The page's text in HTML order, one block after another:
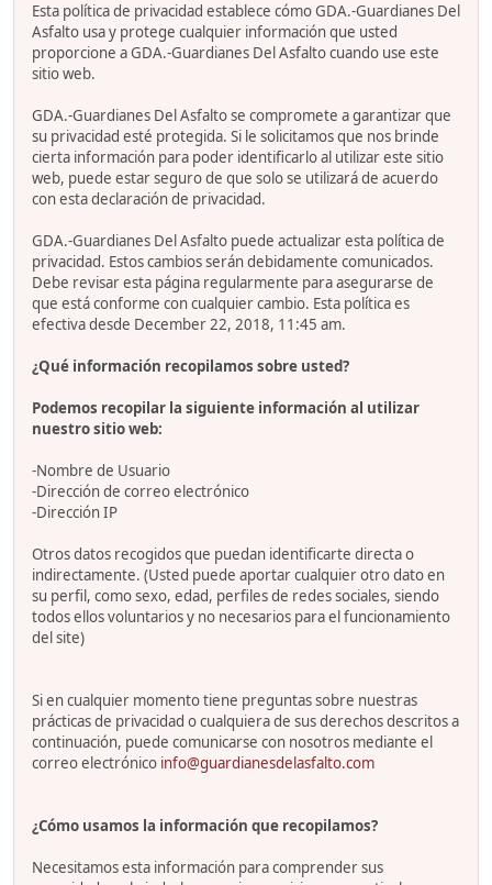
Esta política de privacidad establece cómo GDA.-Guardianes Del
Asfalto usa y protege cualquier información que usted
proporcione a GDA.-Guardianes Del Asfalto cuando use este
sitio web.
GDA.-Guardianes Del Asfalto se compromete a garantizar que
su privacidad esté protegida. Si le solicitamos que nos brinde
cierta información para poder identificarlo al utilizar este sitio
web, puede estar seguro de que solo se utilizará de acuerdo
con esta declaración de privacidad.
GDA.-Guardianes Del Asfalto puede actualizar esta política de
privacidad. Estos cambios serán debidamente comunicados.
Debe revisar esta página regularmente para asegurarse de
que está conforme con cualquier cambio. Esta política es
efectiva desde December 22, 2018, 11:45 am.
¿Qué información recopilamos sobre usted?
Podemos recopilar la siguiente información al utilizar
nuestro sitio web:
-Nombre de Usuario
-Dirección de correo electrónico
-Dirección IP
Otros datos recogidos que puedan identificarte directa o
indirectamente. (Usted puede aportar cualquier otro dato en
su perfil, como sexo, edad, perfiles de redes sociales, siendo
todos ellos voluntarios y no necesarios para el funcionamiento
del site)
Si en cualquier momento tiene preguntas sobre nuestras
prácticas de privacidad o cualquiera de sus derechos descritos a
continuación, puede comunicarse con nosotros mediante el
correo electrónico info@guardianesdelasfalto.com
¿Cómo usamos la información que recopilamos?
Necesitamos esta información para comprender sus